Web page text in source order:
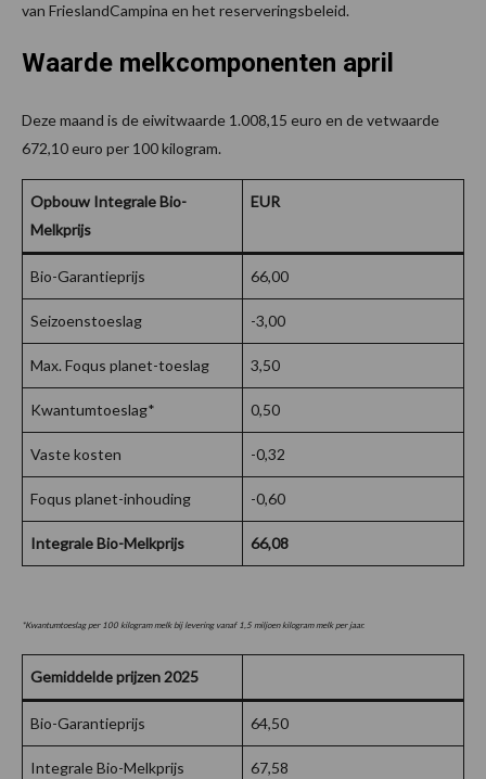
van FrieslandCampina en het reserveringsbeleid.
Waarde melkcomponenten april
Deze maand is de eiwitwaarde 1.008,15 euro en de vetwaarde
672,10 euro per 100 kilogram.
Opbouw Integrale Bio-
Melkprijs
EUR
Bio-Garantieprijs 66,00
Seizoenstoeslag -3,00
Max. Foqus planet-toeslag 3,50
Kwantumtoeslag* 0,50
Vaste kosten -0,32
Foqus planet-inhouding -0,60
Integrale Bio-Melkprijs 66,08
*Kwantumtoeslag per 100 kilogram melk bij levering vanaf 1,5 miljoen kilogram melk per jaar.
Gemiddelde prijzen 2025
Bio-Garantieprijs 64,50
Integrale Bio-Melkprijs 67,58